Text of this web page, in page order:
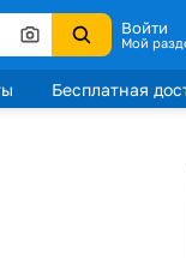
Войти
Мой
Бесплатная